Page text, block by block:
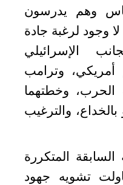
وهم يدرسون
لا وجود لرغبة جادة
الإسرائيلي
وترامب
الحرب، وخطتهما
والترغيب
السابقة المتكررة
تشويه جهود